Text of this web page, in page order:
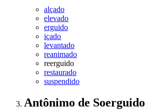
alçado
elevado
erguido
içado
levantado
reanimado
reerguido
restaurado
suspendido
Antônimo de Soerguido